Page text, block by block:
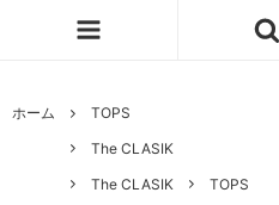
ホーム
TOPS
The CLASIK
The CLASIK
TOPS